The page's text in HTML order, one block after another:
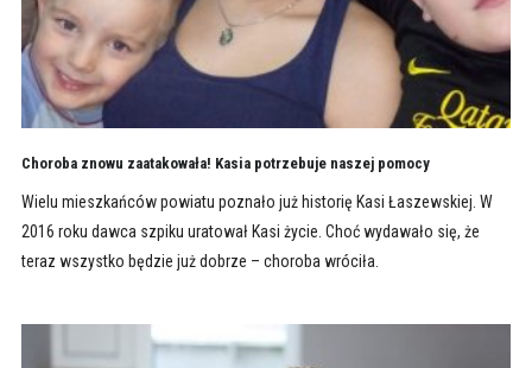
Choroba znowu zaatakowała! Kasia potrzebuje naszej pomocy
Wielu mieszkańców powiatu poznało już historię Kasi Łaszewskiej. W
2016 roku dawca szpiku uratował Kasi życie. Choć wydawało się, że
teraz wszystko będzie już dobrze – choroba wróciła.